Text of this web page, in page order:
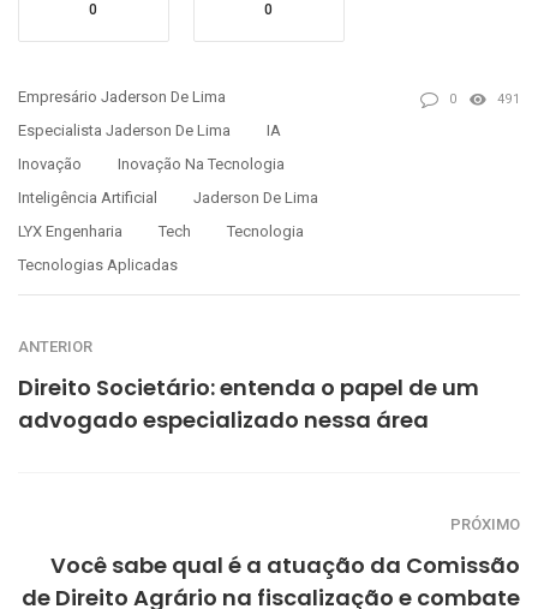
0 0
Empresário Jaderson De Lima
Especialista Jaderson De Lima
IA
Inovação
Inovação Na Tecnologia
Inteligência Artificial
Jaderson De Lima
LYX Engenharia
Tech
Tecnologia
Tecnologias Aplicadas
0 491
ANTERIOR
Direito Societário: entenda o papel de um
advogado especializado nessa área
PRÓXIMO
Você sabe qual é a atuação da Comissão
de Direito Agrário na fiscalização e combate